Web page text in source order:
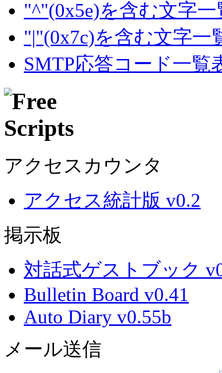
"^"(0x5e)を含む文字一
"|"(0x7c)を含む文字一
SMTP応答コード一覧
アクセスカウンタ
アクセス統計版 v0.2
掲示板
対話式ゲストブック
Bulletin Board v0.41
Auto Diary v0.55b
メール送信